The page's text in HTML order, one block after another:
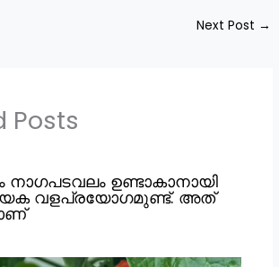
Next Post →
Posts
നാഗപടവലം ഉണ്ടാകാനായി
വളപ്രയോഗമുണ്ട്. അത്